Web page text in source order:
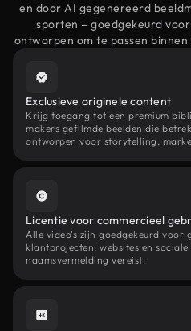
en door AI gegenereerd
sporten – goedgekeurd
ontworpen om te passen
Exclusieve originele content
Krijg toegang tot een premium
makers gefilmde beelden die
ontworpen voor storytelling,
Licentie voor commercieel
Alle video's zijn goedgekeurd voor
klantprojecten, websites en
naamsvermelding vereist.